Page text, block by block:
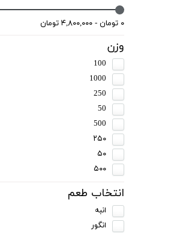
۰ تومان - ۴,۸۰۰,۰۰۰ تومان
وزن
100
1000
250
50
500
۲۵۰
۵۰
۵۰۰
انتخاب طعم
انبه
انگور